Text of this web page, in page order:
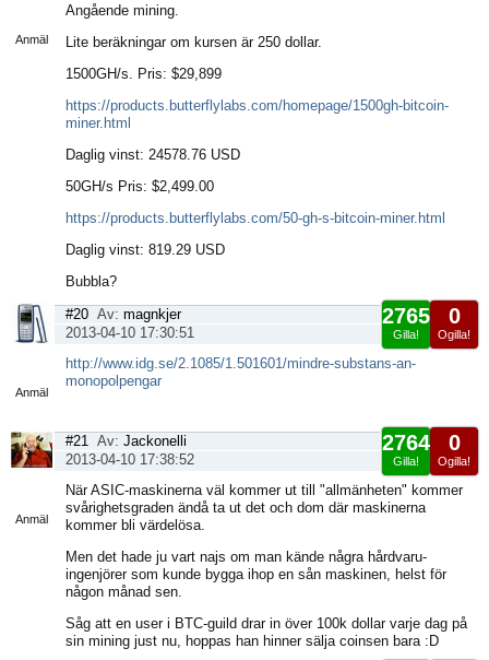
Anmäl
Angående mining.
Lite beräkningar om kursen är 250 dollar.
1500GH/s. Pris: $29,899
https://products.butterflylabs.com/homepage/1500gh-bitcoin-
miner.html
Daglig vinst: 24578.76 USD
50GH/s Pris: $2,499.00
https://products.butterflylabs.com/50-gh-s-bitcoin-miner.html
Daglig vinst: 819.29 USD
Bubbla?
Anmäl
0
Ogilla!
2765
Gilla!
#20 Av: magnkjer
2013-04-10 17:30:51
http://www.idg.se/2.1085/1.501601/mindre-substans-an-
monopolpengar
Anmäl
0
Ogilla!
2764
Gilla!
#21 Av: Jackonelli
2013-04-10 17:38:52
När ASIC-maskinerna väl kommer ut till "allmänheten" kommer
svårighetsgraden ändå ta ut det och dom där maskinerna
kommer bli värdelösa.
Men det hade ju vart najs om man kände några hårdvaru-
ingenjörer som kunde bygga ihop en sån maskinen, helst för
någon månad sen.
Såg att en user i BTC-guild drar in över 100k dollar varje dag på
sin mining just nu, hoppas han hinner sälja coinsen bara :D